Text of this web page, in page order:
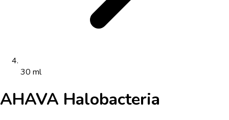
30 ml
AHAVA Halobacteria